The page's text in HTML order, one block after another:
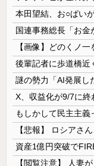
本田望結、お○ぱい
【画像】どのくノ
X、収益化が9/7に終
もしかして民主主義
【悲報】 ロシアさ